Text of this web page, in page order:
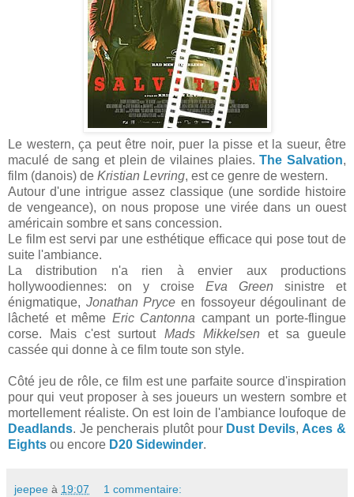
Le western, ça peut être noir, puer la pisse et la sueur, être
maculé de sang et plein de vilaines plaies.The Salvation,
film (danois) de Kristian Levring, est ce genre de western.
Autour d'une intrigue assez classique (une sordide histoire
de vengeance), on nous propose une virée dans un ouest
américain sombre et sans concession.
Le film est servi par une esthétique efficace qui pose tout de
suite l'ambiance.
La distribution n'a rien à envier aux productions
hollywoodiennes: on y croise Eva Green sinistre et
énigmatique, Jonathan Pryce en fossoyeur dégoulinant de
lâcheté et même Eric Cantonna campant un porte-flingue
corse. Mais c'est surtout Mads Mikkelsen et sa gueule
cassée qui donne à ce film toute son style.
Côté jeu de rôle, ce film est une parfaite source d'inspiration
pour qui veut proposer à ses joueurs un western sombre et
mortellement réaliste. On est loin de l'ambiance loufoque de
Deadlands. Je pencherais plutôt pour Dust Devils,Aces &
Eights ou encore D20 Sidewinder.
jeepee à 19:07 1 commentaire: